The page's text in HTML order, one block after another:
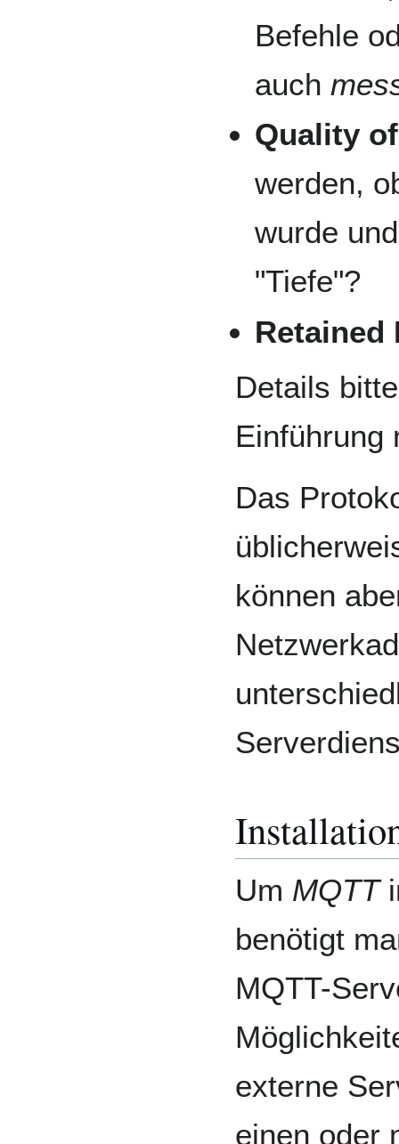
Befehle
auch
Quality
werden,
wurde
"Tiefe"?
Retained
Details
Einführung
Das
können
Um MQTT
benötigt
MQTT-
externe
einen oder